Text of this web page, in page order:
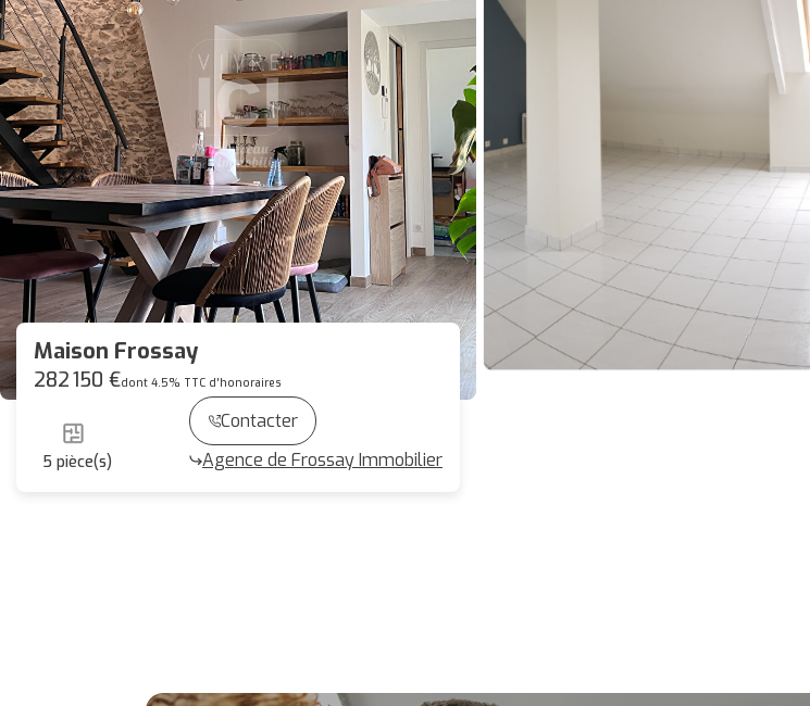
Maison Frossay
282 150 €dont 4.5% TTC d'honoraires
5 pièce(s)
Contacter
Agence de Frossay Immobilier